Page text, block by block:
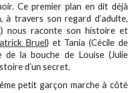
Ce premier plan en dit déjà
travers son regard d’adulte,
nous raconte son histoire et
Bruel) et Tania (Cécile de
de la bouche de Louise (Julie
d’un secret.
petit garçon marche à côté